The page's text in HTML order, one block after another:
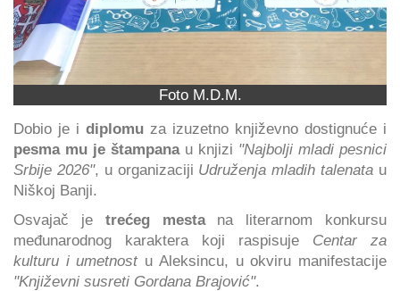
Foto M.D.M.
Dobio je i diplomu za izuzetno književno dostignuće i
pesma mu je štampanau knjizi "Najbolji mladi pesnici
Srbije 2026", u organizaciji Udruženja mladih talenata u
Niškoj Banji.
Osvajač je trećeg mestana literarnom konkursu
međunarodnog karaktera koji raspisuje Centar za
kulturu i umetnostu Aleksincu, u okviru manifestacije
"Književni susreti Gordana Brajović".